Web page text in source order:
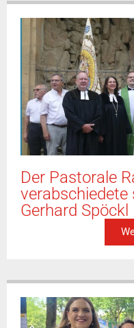
Der Pastorale
verabschiedete
Gerhard Spöckl